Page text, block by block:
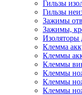
Гильзы
Гильзы
Зажимы
Зажимы,
Изоляторы
Клемма
Клеммы
Клеммы
Клеммы
Клеммы
Клеммы